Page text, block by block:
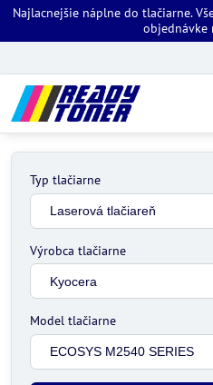
Najlacnejšie náplne do tlačiarne.
objednávke
Typ tlačiarne
Výrobca tlačiarne
Model tlačiarne